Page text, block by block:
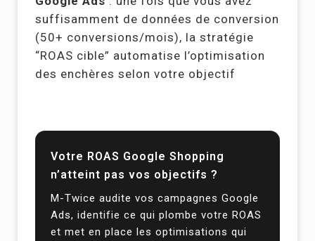
suffisamment de données de conversion
(50+ conversions/mois), la stratégie
“ROAS cible” automatise l’optimisation
des enchères selon votre objectif
Votre ROAS Google Shopping
n’atteint pas vos objectifs ?
M-Twice audite vos campagnes Google
Ads, identifie ce qui plombe votre ROAS
et met en place les optimisations qui